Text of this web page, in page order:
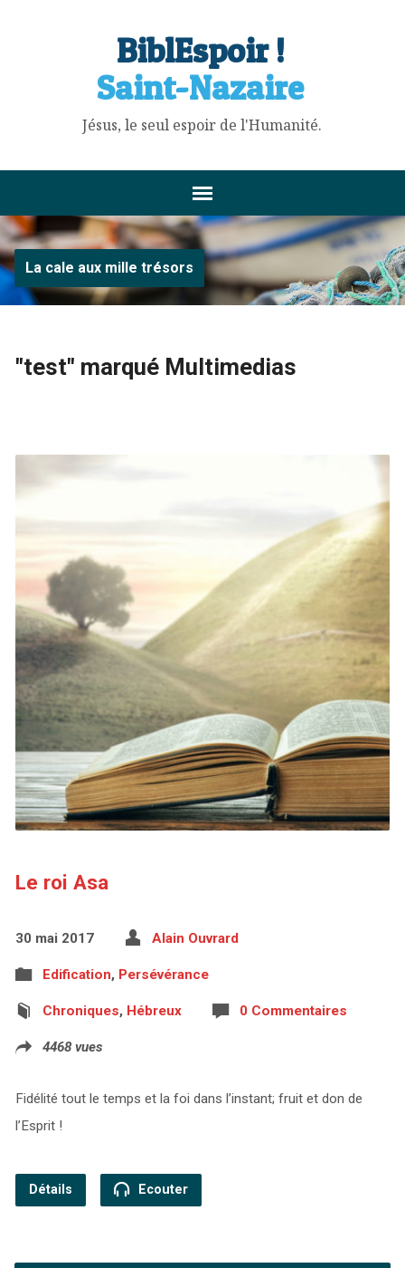
BiblEspoir !
Saint-Nazaire
Jésus, le seul espoir de l'Humanité.
La cale aux mille trésors
"test" marqué Multimedias
Le roi Asa
30 mai 2017 Alain Ouvrard
Edification, Persévérance
Chroniques, Hébreux 0 Commentaires
4468 vues
Fidélité tout le temps et la foi dans l’instant; fruit et don de
l’Esprit !
Détails Ecouter